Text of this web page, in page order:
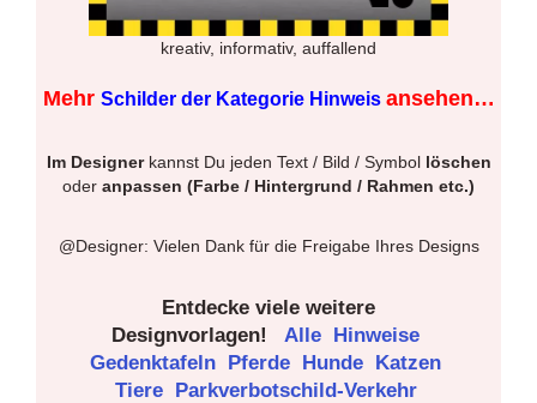
kreativ, informativ, auffallend
Mehr Schilder der Kategorie Hinweis ansehen…
Im Designerkannst Du jeden Text / Bild / Symbol löschen
oder anpassen (Farbe / Hintergrund / Rahmen etc.)
@Designer: Vielen Dank für die Freigabe Ihres Designs
Entdecke viele weitere
Designvorlagen!
Alle Hinweise
Gedenktafeln Pferde Hunde Katzen
Tiere Parkverbotschild-Verkehr